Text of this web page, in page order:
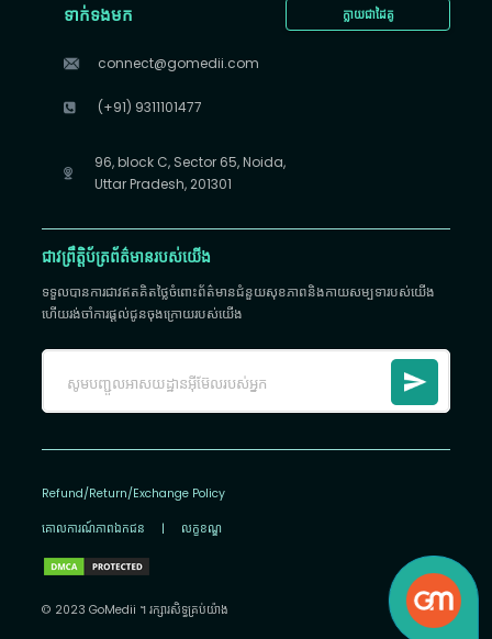
ក្លាយជាដៃគូ
ទាក់ទងមក
connect@gomedii.com
(+91) 9311101477
96, block C, Sector 65, Noida,
Uttar Pradesh, 201301
ជាវព្រឹត្តិប័ត្រព័ត៌មានរបស់យើង
ទទួលបានការជាវឥតគិតថ្លៃចំពោះព័ត៌មានជំនួយសុខភាពនិងកាយសម្បទារបស់យើង
ហើយរង់ចាំការផ្តល់ជូនចុងក្រោយរបស់យើង
Refund/Return/Exchange Policy
គោលការណ៍​ភាព​ឯកជន | លក្ខខណ្ឌ
© 2023 GoMedii ។ រក្សា​រ​សិទ្ធ​គ្រប់យ៉ាង